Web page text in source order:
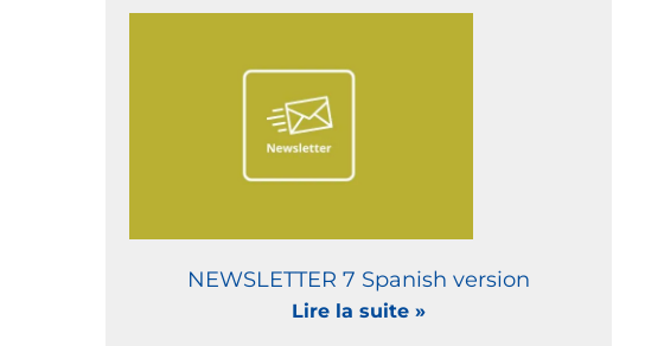
NEWSLETTER 7 Spanish version
Lire la suite »